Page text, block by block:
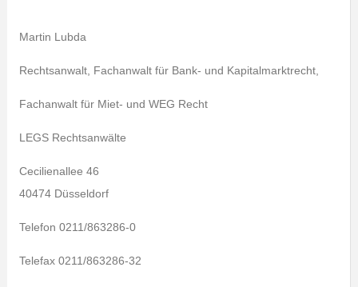
Martin Lubda
Rechtsanwalt, Fachanwalt für Bank- und Kapitalmarktrecht,
Fachanwalt für Miet- und WEG Recht
LEGS Rechtsanwälte
Cecilienallee 46
40474 Düsseldorf
Telefon 0211/863286-0
Telefax 0211/863286-32